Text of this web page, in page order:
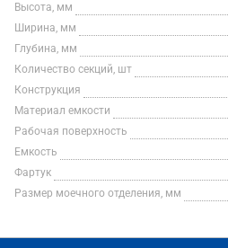
Высота, мм
Ширина, мм
Глубина, мм
Количество секций, шт
Конструкция
Материал емкости
Рабочая поверхность
Емкость
Фартук
Размер моечного отделения, мм